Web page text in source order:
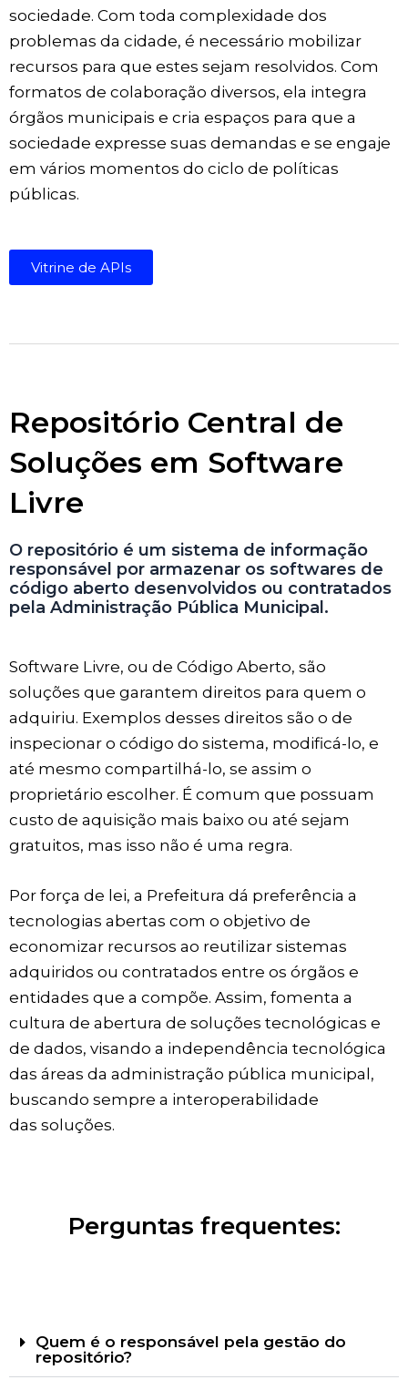
sociedade. Com toda complexidade dos
problemas da cidade, é necessário mobilizar
recursos para que estes sejam resolvidos. Com
formatos de colaboração diversos, ela integra
órgãos municipais e cria espaços para que a
sociedade expresse suas demandas e se engaje
em vários momentos do ciclo de políticas
públicas.
Vitrine de APIs
Repositório Central de
Soluções em Software
Livre
O repositório é um sistema de informação
responsável por armazenar os softwares de
código aberto desenvolvidos ou contratados
pela Administração Pública Municipal.
Software Livre, ou de Código Aberto, são
soluções que garantem direitos para quem o
adquiriu. Exemplos desses direitos são o de
inspecionar o código do sistema, modificá-lo, e
até mesmo compartilhá-lo, se assim o
proprietário escolher. É comum que possuam
custo de aquisição mais baixo ou até sejam
gratuitos, mas isso não é uma regra.
Por força de lei, a Prefeitura dá preferência a
tecnologias abertas com o objetivo de
economizar recursos ao reutilizar sistemas
adquiridos ou contratados entre os órgãos e
entidades que a compõe. Assim, fomenta a
cultura de abertura de soluções tecnológicas e
de dados, visando a independência tecnológica
das áreas da administração pública municipal,
buscando sempre a interoperabilidade
das soluções.
Perguntas frequentes:
Quem é o responsável pela gestão do
repositório?